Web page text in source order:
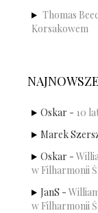
Thomas
Korsakowem
Oskar - 10
Marek
Oskar -
w Filharmonii
JanS -
w Filharmonii